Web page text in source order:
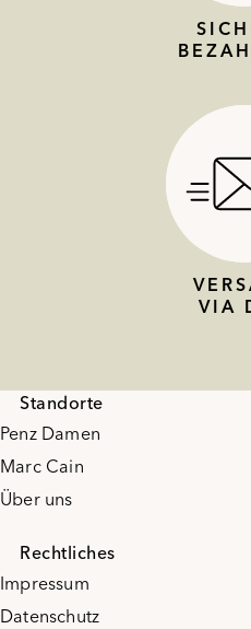
VIA
Standorte
Penz Damen
Marc Cain
Über uns
Rechtliches
Impressum
Datenschutz